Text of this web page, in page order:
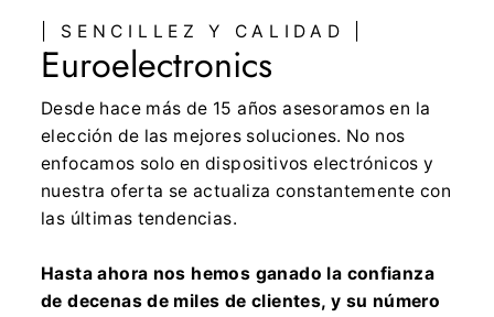
| SENCILLEZ Y CALIDAD |
Euroelectronics
Desde hace más de 15 años asesoramos en la
elección de las mejores soluciones. No nos
enfocamos solo en dispositivos electrónicos y
nuestra oferta se actualiza constantemente con
las últimas tendencias.
Hasta ahora nos hemos ganado la confianza
de decenas de miles de clientes, y su número